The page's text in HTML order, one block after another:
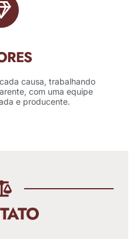
causa, trabalhando
com uma equipe
e producente.